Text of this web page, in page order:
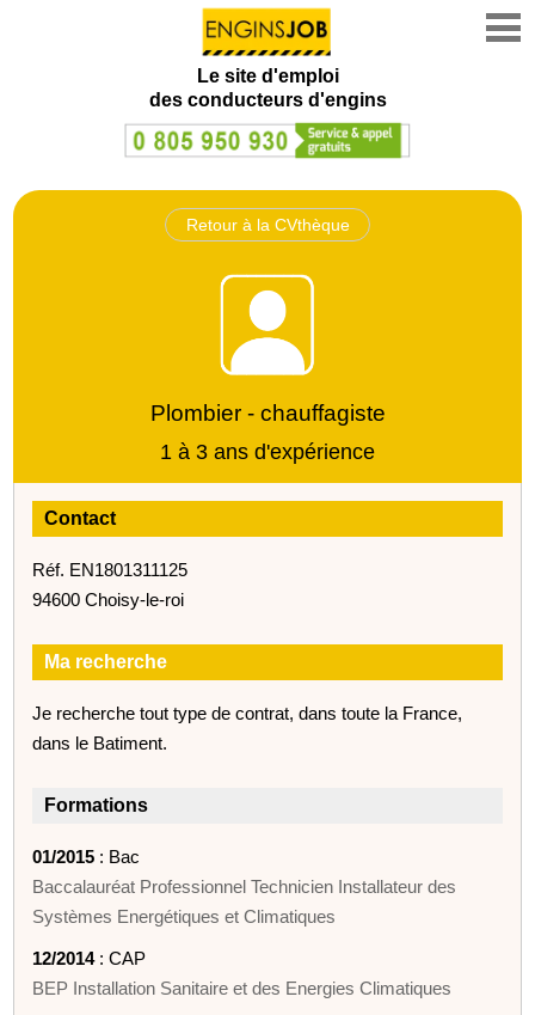
Le site d'emploi
des conducteurs d'engins
Retour à la CVthèque
Plombier - chauffagiste
1 à 3 ans d'expérience
Contact
Réf. EN1801311125
94600 Choisy-le-roi
Ma recherche
Je recherche tout type de contrat, dans toute la France,
dans le Batiment.
Formations
01/2015 : Bac
Baccalauréat Professionnel Technicien Installateur des
Systèmes Energétiques et Climatiques
12/2014: CAP
BEP Installation Sanitaire et des Energies Climatiques